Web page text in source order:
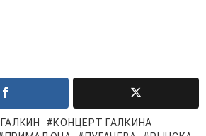
ГАЛКИН
КОНЦЕРТ ГАЛКИНА